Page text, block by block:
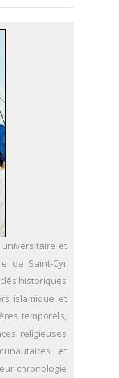
universitaire et
de Saint-Cyr
historiques
islamique et
temporels,
religieuses
et
chronologie